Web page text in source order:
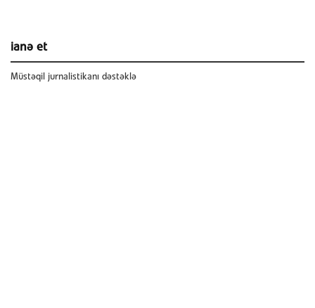
ianə et
Müstəqil jurnalistikanı dəstəklə